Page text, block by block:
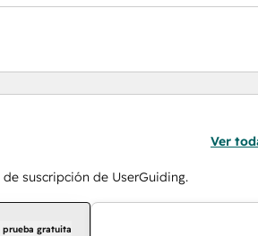
Ver
suscripción de UserGuiding.
prueba gratuita